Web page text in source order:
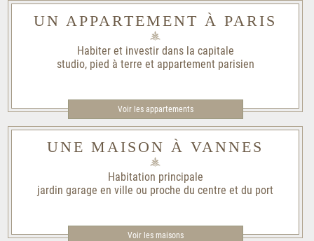
UN APPARTEMENT À PARIS
Habiter et investir dans la capitale
studio, pied à terre et appartement parisien
Voir les appartements
UNE MAISON À VANNES
Habitation principale
jardin garage en ville ou proche du centre et du port
Voir les maisons